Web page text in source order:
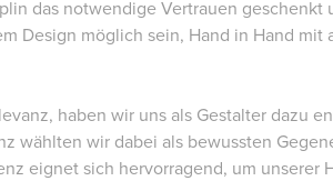
das notwendige Vertrauen
Design möglich sein, Hand in Hand
haben wir uns als Gestalter dazu
wählten wir dabei als bewussten
eignet sich hervorragend, um unserer